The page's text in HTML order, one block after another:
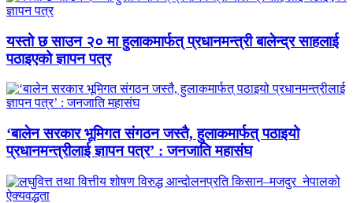
यस्तो छ साउन २० मा हुलाकमार्फत् प्रधानमन्त्री बालेन्द्र साहलाई
पठाइएको ज्ञापन पत्र
‘बालेन सरकार भूमिगत संगठन जस्तै, हुलाकमार्फत् पठाइयो
प्रधानमन्त्रीलाई ज्ञापन पत्र’ : जनजाति महासंघ